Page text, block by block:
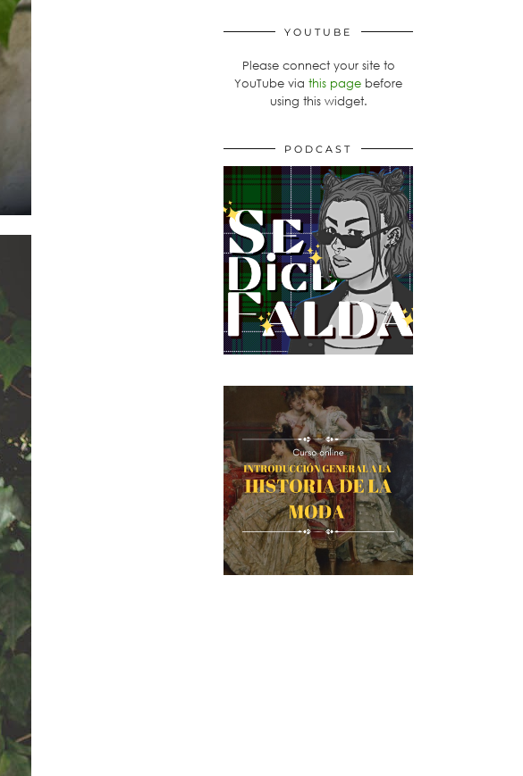
YOUTUBE
Please connect your site to
YouTube viathis page before
using this widget.
PODCAST